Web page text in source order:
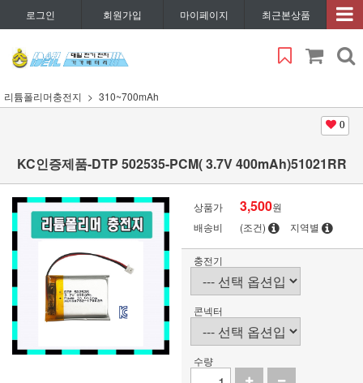
로그인 회원가입 마이페이지 최근본상품
리튬폴리머충전지 310~700mAh
0
KC인증제품-DTP 502535-PCM( 3.7V 400mAh)51021RR
상품가 3,500원
배송비
(조건) 지역별
충전기
콘넥터
수량